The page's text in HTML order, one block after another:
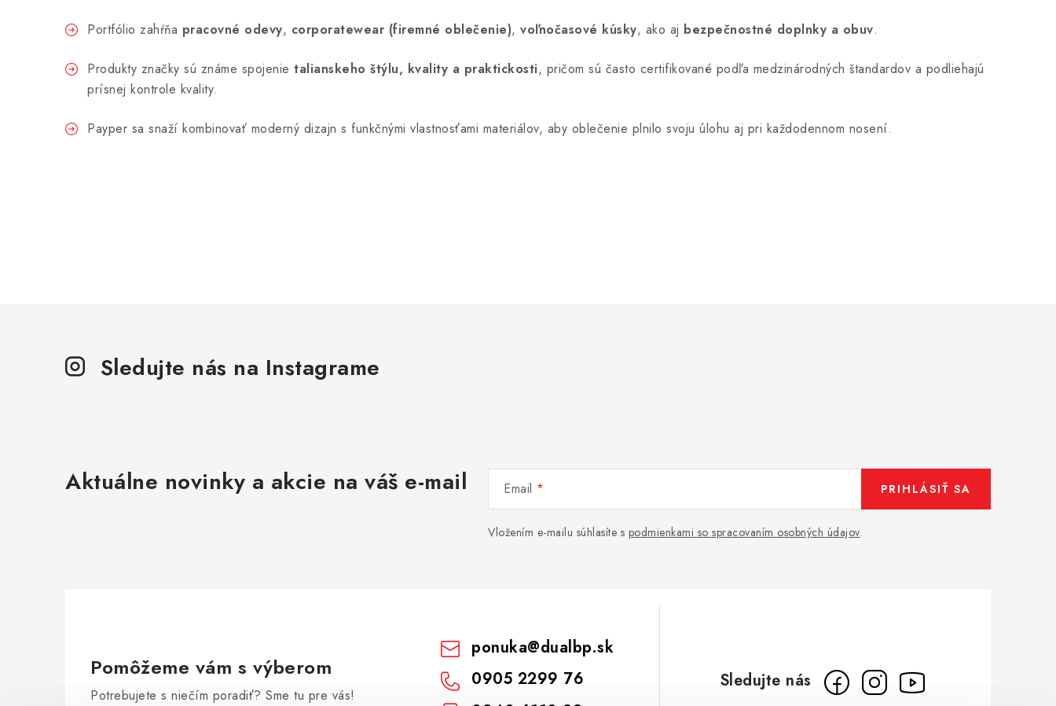
Portfólio zahŕňa pracovné odevy, corporatewear (firemné oblečenie), voľnočasové kúsky, ako aj bezpečnostné doplnky a obuv.
Produkty značky sú známe spojenie talianskeho štýlu, kvality a praktickosti, pričom sú často certifikované podľa medzinárodných štandardov a podliehajú
prísnej kontrole kvality.
Payper sa snaží kombinovať moderný dizajn s funkčnými vlastnosťami materiálov, aby oblečenie plnilo svoju úlohu aj pri každodennom nosení.
Sledujte nás na Instagrame
Aktuálne novinky a akcie na váš e-mail Email
Vložením e-mailu súhlasíte s podmienkami so spracovaním osobných údajov.
PRIHLÁSIŤ SA
Pomôžeme vám s výberom
Potrebujete s niečím poradiť? Sme tu pre vás!
ponuka@dualbp.sk
0905 2299 76